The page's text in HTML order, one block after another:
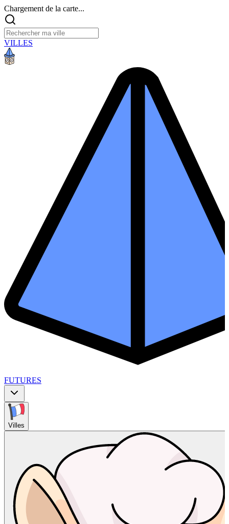
Chargement de la carte...
VILLES
FUTURES
Villes